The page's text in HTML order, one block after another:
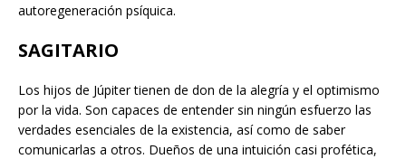
autoregeneración psíquica.
SAGITARIO
Los hijos de Júpiter tienen de don de la alegría y el optimismo
por la vida. Son capaces de entender sin ningún esfuerzo las
verdades esenciales de la existencia, así como de saber
comunicarlas a otros. Dueños de una intuición casi profética,